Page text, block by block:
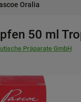
Oralia
50 ml
Präparate GmbH